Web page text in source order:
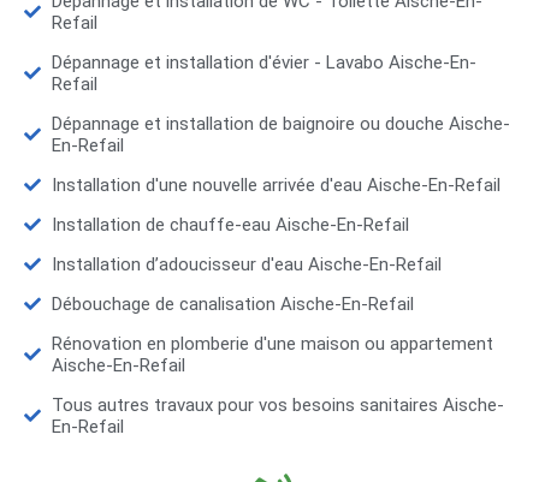
Refail
Dépannage et installation d'évier - Lavabo Aische-En-
Refail
Dépannage et installation de baignoire ou douche Aische-
En-Refail
Installation d'une nouvelle arrivée d'eau Aische-En-Refail
Installation de chauffe-eau Aische-En-Refail
Installation d’adoucisseur d'eau Aische-En-Refail
Débouchage de canalisation Aische-En-Refail
Rénovation en plomberie d'une maison ou appartement
Aische-En-Refail
Tous autres travaux pour vos besoins sanitaires Aische-
En-Refail